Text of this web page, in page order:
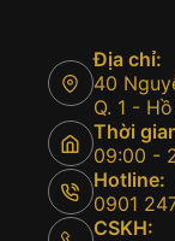
Địa chỉ:
40
Q. 1 -
Thời
09:00 -
Hotline:
0901
CSKH: